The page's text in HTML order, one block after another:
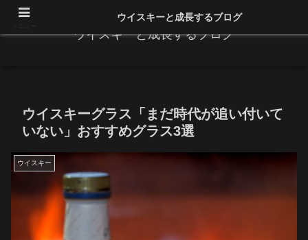
ウイスキーと成長するブログ
ウイスキーグラス「まだ時代が追い付いて
いない」おすすめグラス3選
ウイスキー
ウイスキーと成長するブログ